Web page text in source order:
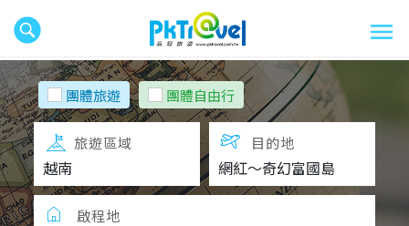
團體旅遊 團體自由行
旅遊區域 目的地
啟程地